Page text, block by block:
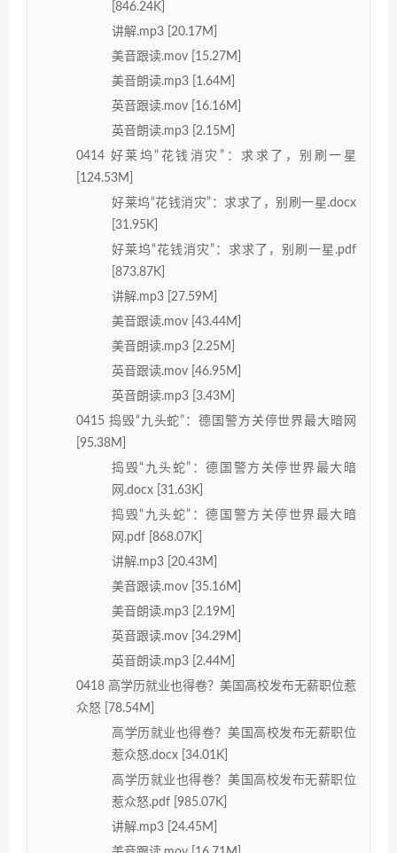
[846.24K]
讲解.mp3 [20.17M]
美音跟读.mov [15.27M]
美音朗读.mp3 [1.64M]
英音跟读.mov [16.16M]
英音朗读.mp3 [2.15M]
0414 好莱坞“花钱消灾”：求求了，别刷一星
[124.53M]
好莱坞“花钱消灾”：求求了，别刷一星.docx
[31.95K]
好莱坞“花钱消灾”：求求了，别刷一星.pdf
[873.87K]
讲解.mp3 [27.59M]
美音跟读.mov [43.44M]
美音朗读.mp3 [2.25M]
英音跟读.mov [46.95M]
英音朗读.mp3 [3.43M]
0415 捣毁“九头蛇”：德国警方关停世界最大暗网
[95.38M]
捣毁“九头蛇”：德国警方关停世界最大暗
网.docx [31.63K]
捣毁“九头蛇”：德国警方关停世界最大暗
网.pdf [868.07K]
讲解.mp3 [20.43M]
美音跟读.mov [35.16M]
美音朗读.mp3 [2.19M]
英音跟读.mov [34.29M]
英音朗读.mp3 [2.44M]
0418 高学历就业也得卷？美国高校发布无薪职位惹
众怒 [78.54M]
高学历就业也得卷？美国高校发布无薪职位
惹众怒.docx [34.01K]
高学历就业也得卷？美国高校发布无薪职位
惹众怒.pdf [985.07K]
讲解.mp3 [24.45M]